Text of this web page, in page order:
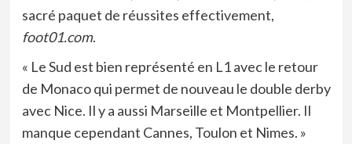
sacré paquet de réussites effectivement,
foot01.com.
« Le Sud est bien représenté en L1 avec le retour
de Monaco qui permet de nouveau le double derby
avec Nice. Il y a aussi Marseille et Montpellier. Il
manque cependant Cannes, Toulon et Nimes. »